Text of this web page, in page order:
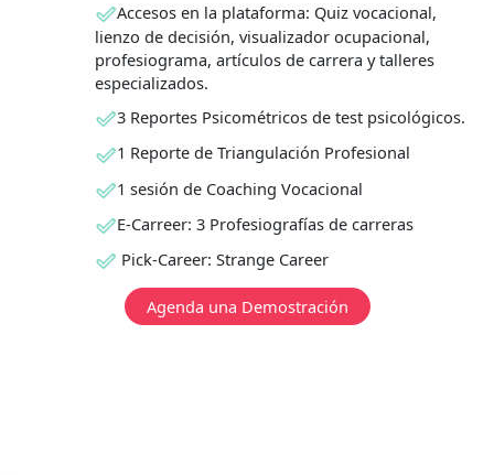
Accesos en la plataforma: Quiz vocacional,
lienzo de decisión, visualizador ocupacional,
profesiograma, artículos de carrera y talleres
especializados.
3 Reportes Psicométricos de test psicológicos.
1 Reporte de Triangulación Profesional
1 sesión de Coaching Vocacional
E-Carreer: 3 Profesiografías de carreras
Pick-Career: Strange Career
Agenda una Demostración